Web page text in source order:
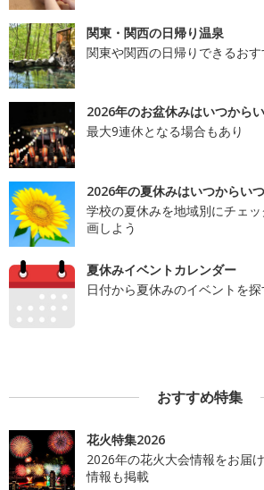
関東・関西の日帰り温泉
関東や関西の日帰りできるお
2026年のお盆休みはいつから
最大9連休となる場合もあり
2026年の夏休みはいつからい
学校の夏休みを地域別にチェ
画しよう
夏休みイベントカレンダー
日付から夏休みのイベントを探
おすすめ特集
花火特集2026
2026年の花火大会情報をお届
情報も掲載